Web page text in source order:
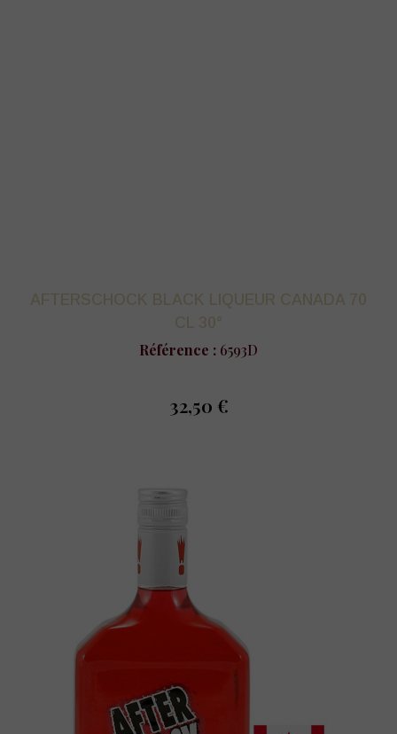
AFTERSCHOCK BLACK LIQUEUR CANADA 70
CL 30°
Référence : 6593D
prix
32,50 €